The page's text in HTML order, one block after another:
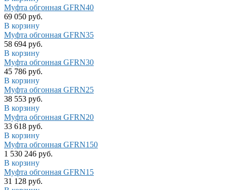
Муфта обгонная GFRN40
69 050 руб.
В корзину
Муфта обгонная GFRN35
58 694 руб.
В корзину
Муфта обгонная GFRN30
45 786 руб.
В корзину
Муфта обгонная GFRN25
38 553 руб.
В корзину
Муфта обгонная GFRN20
33 618 руб.
В корзину
Муфта обгонная GFRN150
1 530 246 руб.
В корзину
Муфта обгонная GFRN15
31 128 руб.